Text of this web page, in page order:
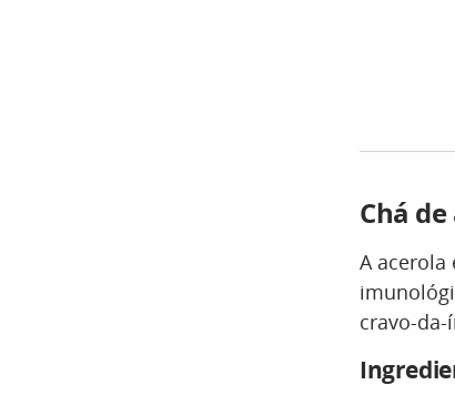
Chá
A acerola
cravo-da-